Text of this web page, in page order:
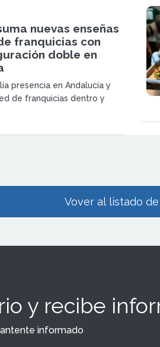
con nuevas experiencias
mientras fortalecemos y
marcas. Jennifer
Directora de comunicación
nuevas enseñas
franquicias con
doble en
presencia en Andalucía y
de franquicias dentro y
Vover al listado
y recibe
informado